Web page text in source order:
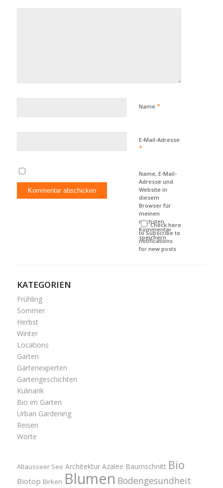
Name *
E-Mail-Adresse
*
Name, E-Mail-
Adresse und
Website in
diesem
Browser für
meinen
nächsten
Kommentar
speichern.
Check here
to Subscribe to
notifications
for new posts
KATEGORIEN
Frühling
Sommer
Herbst
Winter
Locations
Gärten
Gärtenexperten
Gartengeschichten
Kulinarik
Bio im Garten
Urban Gardening
Reisen
Worte
Altausseer See Architektur Azalee Baumschnitt Bio
Biotop Birken Blumen Bodengesundheit